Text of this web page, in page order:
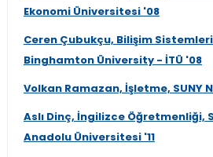
Ekonomi Üniversitesi '08
Ceren Çubukçu, Bilişim
Binghamton Üniversity - İTÜ '08
Volkan Ramazan, İşletme, SUNY
Aslı Dinç, İngilizce Öğretmenliği,
Anadolu Üniversitesi '11